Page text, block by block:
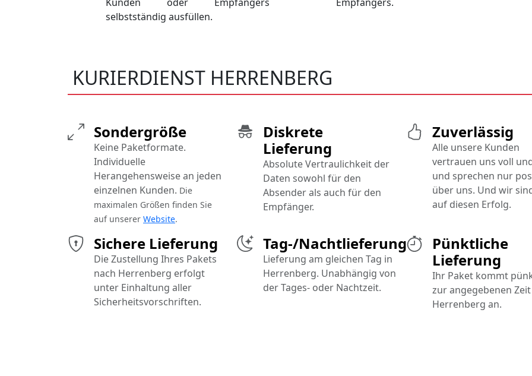
selbstständig ausfüllen.
KURIERDIENST HERRENBERG
Pünktliche
Lieferung
Ihr Paket kommt
zur angegebenen
Herrenberg an.
Sichere Lieferung
Die Zustellung Ihres Pakets
nach Herrenberg erfolgt
unter Einhaltung aller
Sicherheitsvorschriften.
Diskrete
Lieferung
Absolute Vertraulichkeit der
Daten sowohl für den
Absender als auch für den
Empfänger.
Tag-/Nachtlieferung
Lieferung am gleichen Tag in
Herrenberg. Unabhängig von
der Tages- oder Nachtzeit.
Sondergröße
Keine Paketformate.
Individuelle
Herangehensweise an jeden
einzelnen Kunden. Die
maximalen Größen finden Sie
auf unserer Website.
Zuverlässig
Alle unsere Kunden
vertrauen uns voll
und sprechen nur
über uns. Und wir
auf diesen Erfolg.